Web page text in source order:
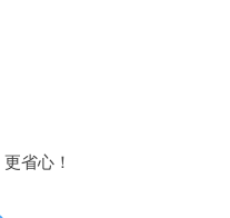
省心！